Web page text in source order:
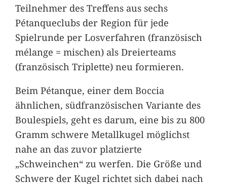
Teilnehmer des Treffens aus sechs
Pétanqueclubs der Region für jede
Spielrunde per Losverfahren (französisch
mélange = mischen) als Dreierteams
(französisch Triplette) neu formieren.
Beim Pétanque, einer dem Boccia
ähnlichen, südfranzösischen Variante des
Boulespiels, geht es darum, eine bis zu 800
Gramm schwere Metallkugel möglichst
nahe an das zuvor platzierte
„Schweinchen“ zu werfen. Die Größe und
Schwere der Kugel richtet sich dabei nach